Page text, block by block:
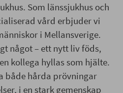
Som länssjukhus och
vård erbjuder vi
i Mellansverige.
något – ett nytt liv föds,
kollega hyllas som hjälte.
både hårda prövningar
i en stark gemenskap